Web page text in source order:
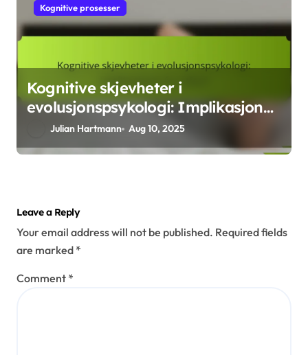
Kognitive prosesser
Kognitive skjevheter i
evolusjonspsykologi: Implikasjoner
for atferd
Julian Hartmann Aug 10, 2025
Leave a Reply
Your email address will not be published. Required fields
are marked *
Comment *